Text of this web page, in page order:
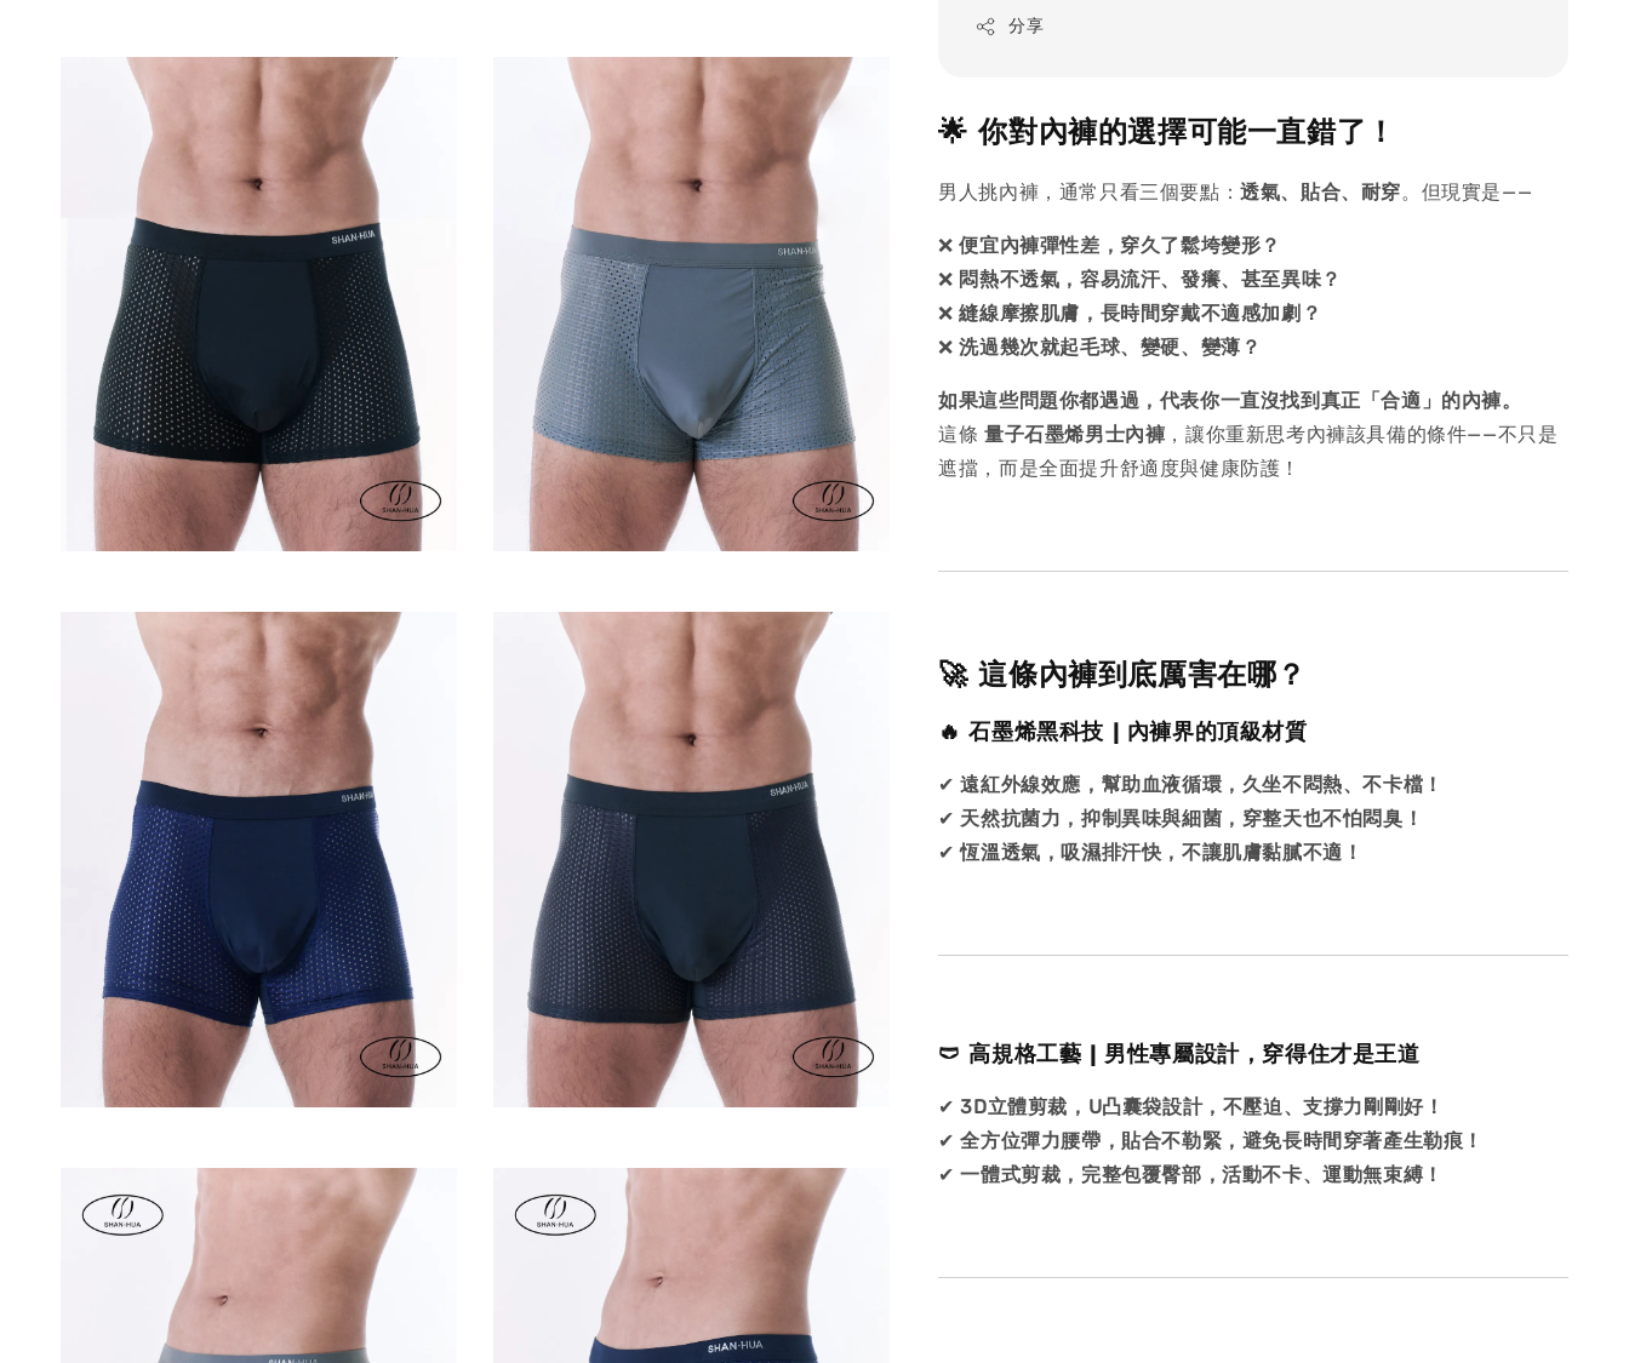
分享
🌟 你對內褲的選擇可能一直錯了！
男人挑內褲，通常只看三個要點：透氣、貼合、耐穿。但現實是——
❌便宜內褲彈性差，穿久了鬆垮變形？
❌ 悶熱不透氣，容易流汗、發癢、甚至異味？
❌縫線摩擦肌膚，長時間穿戴不適感加劇？
❌洗過幾次就起毛球、變硬、變薄？
如果這些問題你都遇過，代表你一直沒找到真正「合適」的內褲。
這條 量子石墨烯男士內褲 ，讓你重新思考內褲該具備的條件——不只是
遮擋，而是全面提升舒適度與健康防護！
🚀 這條內褲到底厲害在哪？
🔥 石墨烯黑科技 | 內褲界的頂級材質
✔遠紅外線效應，幫助血液循環，久坐不悶熱、不卡檔！
✔ 天然抗菌力，抑制異味與細菌，穿整天也不怕悶臭！
✔恆溫透氣，吸濕排汗快，不讓肌膚黏膩不適！
🩲 高規格工藝 | 男性專屬設計，穿得住才是王道
✔3D立體剪裁，U凸囊袋設計，不壓迫、支撐力剛剛好！
✔全方位彈力腰帶，貼合不勒緊，避免長時間穿著產生勒痕！
✔一體式剪裁，完整包覆臀部，活動不卡、運動無束縛！